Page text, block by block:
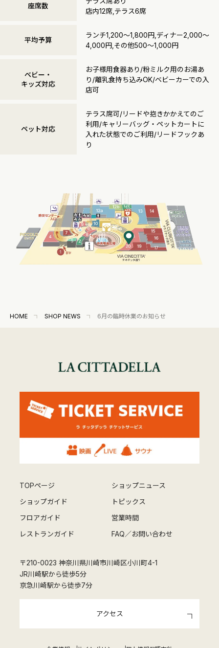
座席数
店内12席,テラス6席
平均予算
ランチ1,200～1,800円,ディナー2,000～
4,000円,その他500～1,000円
ベビー・
キッズ対応
お子様用食器あり/粉ミルク用のお湯あ
り/離乳食持ち込みOK/ベビーカーでの入
店可
ペット対応
テラス席可/リードや抱きかかえてのご
利用/キャリーバッグ・ペットカートに
入れた状態でのご利用/リードフックあ
り
HOME SHOP NEWS 6月の臨時休業のお知らせ
TOPページ
ショップニュース
ショップガイド
トピックス
フロアガイド
営業時間
レストランガイド
FAQ／お問い合わせ
〒210-0023 神奈川県川崎市川崎区小川町4-1
JR川崎駅から徒歩5分
京急川崎駅から徒歩7分
アクセス